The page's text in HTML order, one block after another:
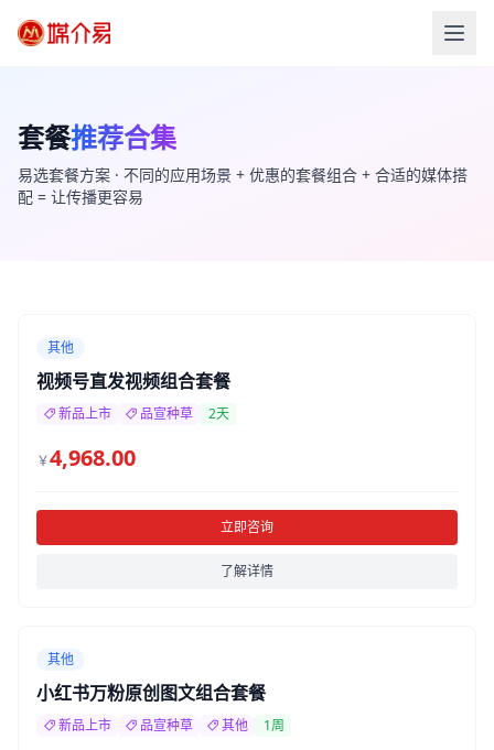
套餐推荐合集
易选套餐方案 · 不同的应用场景 + 优惠的套餐组合 + 合适的媒体搭
配 = 让传播更容易
其他
视频号直发视频组合套餐
新品上市 品宣种草 2天
￥4,968.00
立即咨询
了解详情
其他
小红书万粉原创图文组合套餐
新品上市 品宣种草 其他 1周